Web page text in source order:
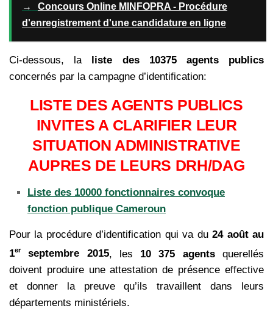
→
Concours Online MINFOPRA - Procédure
d'enregistrement d'une candidature en ligne
Ci-dessous, la liste des 10375 agents publics
concernés par la campagne d’identification:
LISTE DES AGENTS PUBLICS
INVITES A CLARIFIER LEUR
SITUATION ADMINISTRATIVE
AUPRES DE LEURS DRH/DAG
Liste des 10000 fonctionnaires convoque
fonction publique Cameroun
Pour la procédure d’identification qui va du24 août au
1er septembre 2015, les 10 375 agentsquerellés
doivent produire une attestation de présence effective
et donner la preuve qu’ils travaillent dans leurs
départements ministériels.